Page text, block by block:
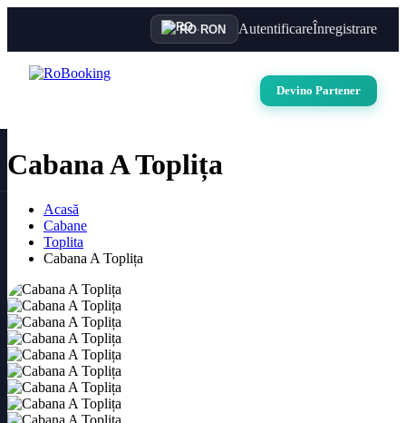
RO·RON AutentificareÎnregistrare
Devino Partener
Cabana A Toplița
Acasă
Cabane
Toplita
Cabana A Toplița